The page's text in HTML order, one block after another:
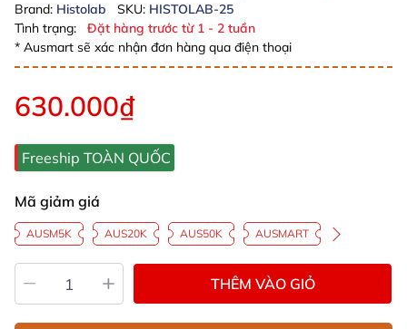
Brand: Histolab SKU: HISTOLAB-25
Tình trạng:
Đặt hàng trước từ 1 - 2 tuần
* Ausmart sẽ xác nhận đơn hàng qua điện thoại
630.000₫
Freeship TOÀN QUỐC
Mã giảm giá
AUSM5K AUS20K AUS50K AUSMART
THÊM VÀO GIỎ